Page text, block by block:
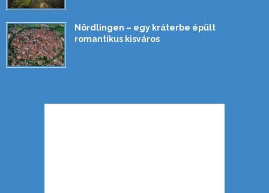
Nördlingen – egy kráterbe épült
romantikus kisváros